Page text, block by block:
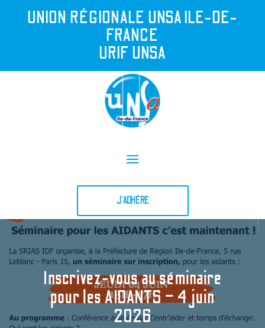
UNION RÉGIONALE UNSA ILE-DE-
FRANCE
URIF UNSA
J'ADHÈRE
Inscrivez-vous au séminaire
pour les AIDANTS – 4 juin
2026